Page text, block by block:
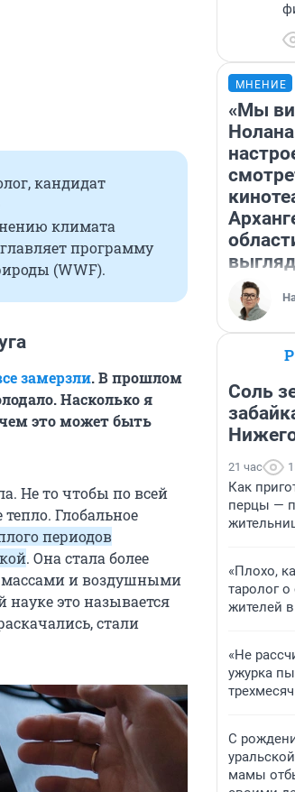
кандидат
климата
программу
(WWF).
замерзли. В прошлом
Насколько я
чем это может быть
Не то чтобы по всей
Глобальное
периодов
. Она стала более
и воздушными
это называется
стали
МНЕНИЕ
«Мы
Соль
21 час
Как
перцы —
«Плохо,
таролог о
жителей в
«Не
ужурка
С
мамы